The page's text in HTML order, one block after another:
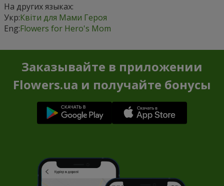
На других языках:
Укр:Квіти для Мами Героя
Eng:Flowers for Hero's Mom
Заказывайте в приложении
Flowers.ua и получайте бонусы